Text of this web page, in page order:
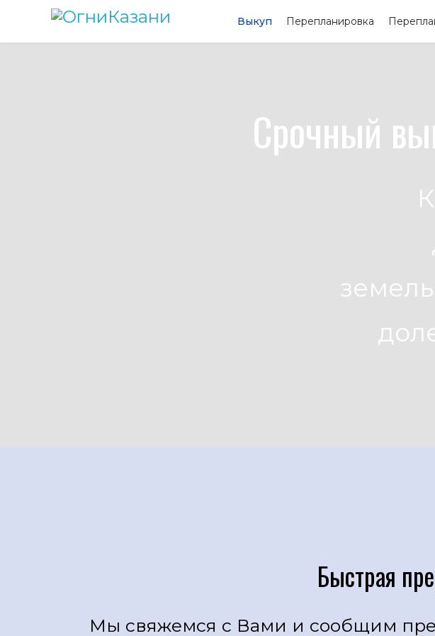
Выкуп Перепланировка
Срочный
Быстрая
Мы свяжемся с Вами и сообщим